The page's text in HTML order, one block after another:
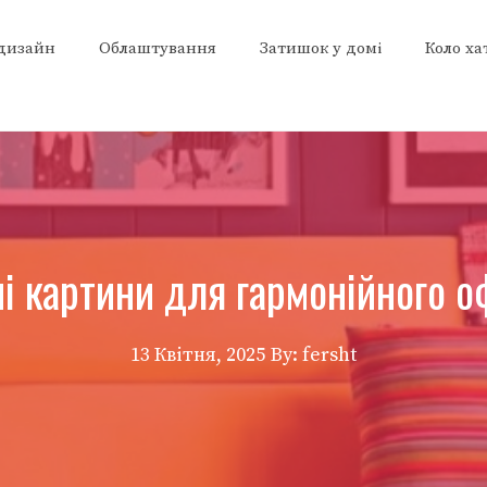
Облаштування Затишок у домі Коло
для гармонійного
13 Квітня, 2025 By: fersht